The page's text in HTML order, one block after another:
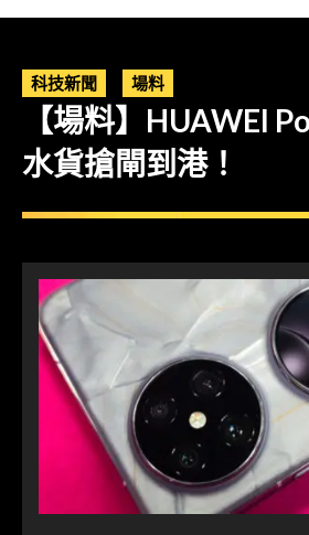
科技新聞 場料
【場料】HUAWEI
水貨搶閘到港！